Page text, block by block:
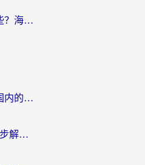
火影忍者美国加速器有哪些？海外党亲测的国服游戏加速全攻略（含菲律宾玩三国之刃守望黎明技巧）
海外党必看：国外打不开国内的app怎么办？3步解决你的乡愁
优酷会员在海外能看吗？3步解决海外追剧难题，附实测好用加速器推荐